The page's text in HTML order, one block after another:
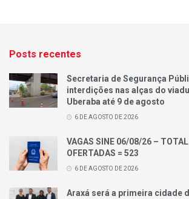
Posts recentes
Secretaria de Segurança
interdições nas alças do
Uberaba até 9 de agosto
6 DE AGOSTO DE 2026
VAGAS SINE 06/08/26 – TOTAL
OFERTADAS = 523
6 DE AGOSTO DE 2026
Araxá será a primeira cidade